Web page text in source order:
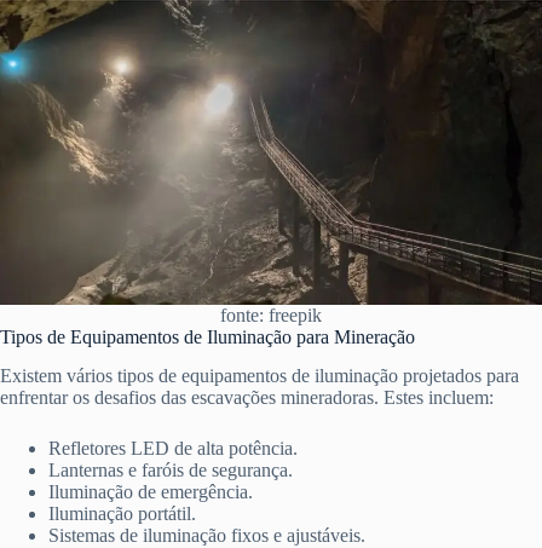
fonte: freepik
Tipos de Equipamentos de Iluminação para Mineração
Existem vários tipos de equipamentos de iluminação projetados para
enfrentar os desafios das escavações mineradoras. Estes incluem:
Refletores LED de alta potência.
Lanternas e faróis de segurança.
Iluminação de emergência.
Iluminação portátil.
Sistemas de iluminação fixos e ajustáveis.